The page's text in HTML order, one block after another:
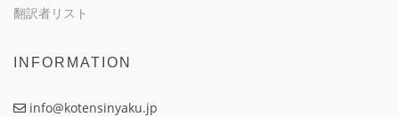
翻訳者リスト
INFORMATION
info@kotensinyaku.jp